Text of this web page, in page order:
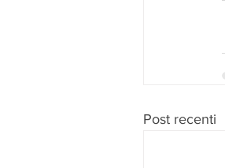
Post recenti